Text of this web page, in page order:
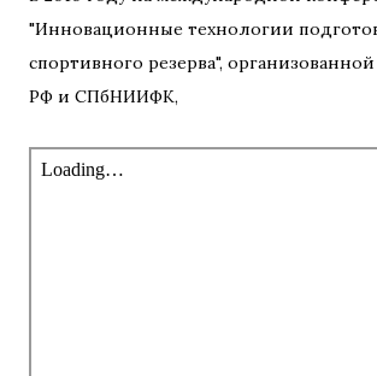
"Инновационные технологии
спортивного резерва",
РФ и СПбНИИФК,